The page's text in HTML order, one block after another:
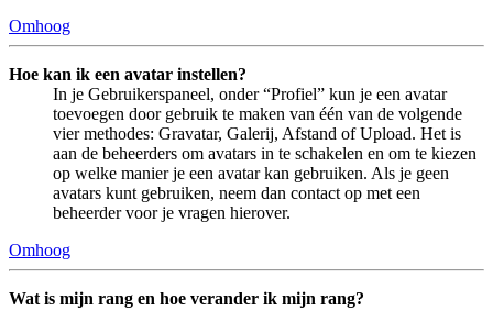
Omhoog
Hoe kan ik een avatar instellen?
In je Gebruikerspaneel, onder “Profiel” kun je een avatar
toevoegen door gebruik te maken van één van de volgende
vier methodes: Gravatar, Galerij, Afstand of Upload. Het is
aan de beheerders om avatars in te schakelen en om te kiezen
op welke manier je een avatar kan gebruiken. Als je geen
avatars kunt gebruiken, neem dan contact op met een
beheerder voor je vragen hierover.
Omhoog
Wat is mijn rang en hoe verander ik mijn rang?